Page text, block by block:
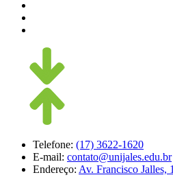
Telefone: (17) 3622-1620
E-mail: contato@unijales.edu.br
Endereço: Av. Francisco Jalles,